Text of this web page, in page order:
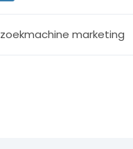
zoekmachine marketing